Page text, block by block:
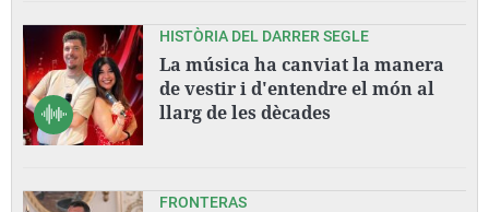
HISTÒRIA DEL DARRER SEGLE
La música ha canviat la manera
de vestir i d'entendre el món al
llarg de les dècades
FRONTERAS